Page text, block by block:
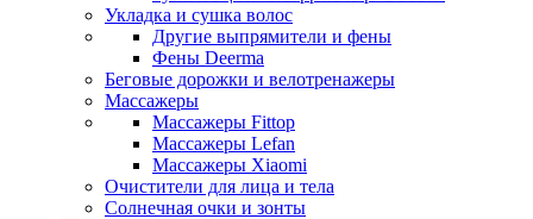
Укладка и сушка волос
Другие выпрямители и фены
Фены Deerma
Беговые дорожки и велотренажеры
Массажеры
Массажеры Fittop
Массажеры Lefan
Массажеры Xiaomi
Очистители для лица и тела
Солнечная очки и зонты